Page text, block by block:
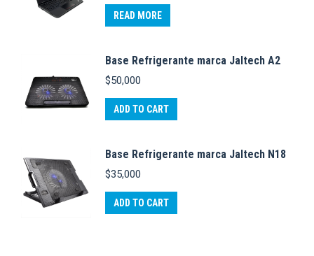
READ MORE
Base Refrigerante marca Jaltech A2
$50,000
ADD TO CART
Base Refrigerante marca Jaltech N18
$35,000
ADD TO CART